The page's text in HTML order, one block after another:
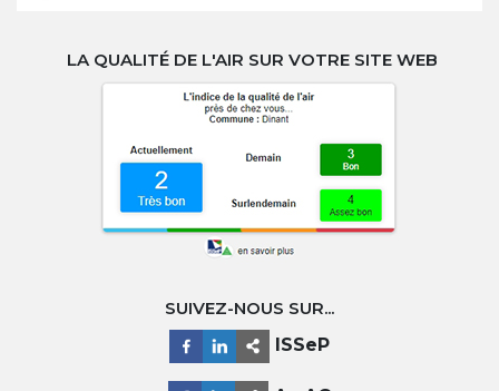
LA QUALITÉ DE L'AIR SUR VOTRE SITE WEB
SUIVEZ-NOUS SUR...
ISSeP